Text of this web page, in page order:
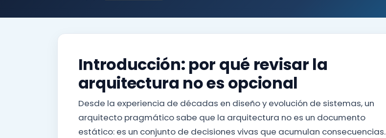
Introducción: por qué revisar la
arquitectura no es opcional
Desde la experiencia de décadas en diseño y evolución de sistemas, un
arquitecto pragmático sabe que la arquitectura no es un documento
estático: es un conjunto de decisiones vivas que acumulan consecuencias.